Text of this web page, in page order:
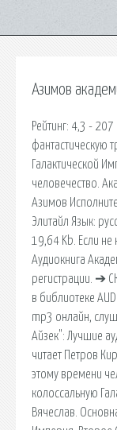
Азимов
Рейтинг: 4,3 -
фантастическую
Галактической
человечество.
Азимов
Элитайл Язык:
19,64 Kb. Если не
Аудиокнига
регистрации. ➔
в библиотеке
mp3 онлайн,
Айзек": Лучшие
читает Петров
этому времени
колоссальную
Вячеслав.